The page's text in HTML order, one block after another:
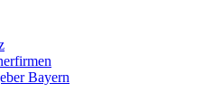
Bayern